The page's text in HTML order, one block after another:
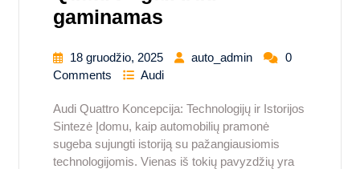
gaminamas
18 gruodžio, 2025 auto_admin
0
Comments
Audi
Audi Quattro Koncepcija: Technologijų ir Istorijos
Sintezė Įdomu, kaip automobilių pramonė
sugeba sujungti istoriją su pažangiausiomis
technologijomis. Vienas iš tokių pavyzdžių yra